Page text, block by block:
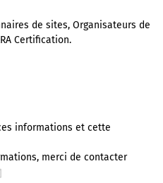
de sites, Organisateurs de
Certification.
informations et cette
merci de contacter